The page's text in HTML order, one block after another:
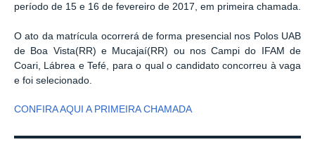
período de 15 e 16 de fevereiro de 2017, em primeira chamada.
O ato da matrícula ocorrerá de forma presencial nos Polos UAB
de Boa Vista(RR) e Mucajaí(RR) ou nos Campi do IFAM de
Coari, Lábrea e Tefé, para o qual o candidato concorreu à vaga
e foi selecionado.
CONFIRA AQUI A PRIMEIRA CHAMADA